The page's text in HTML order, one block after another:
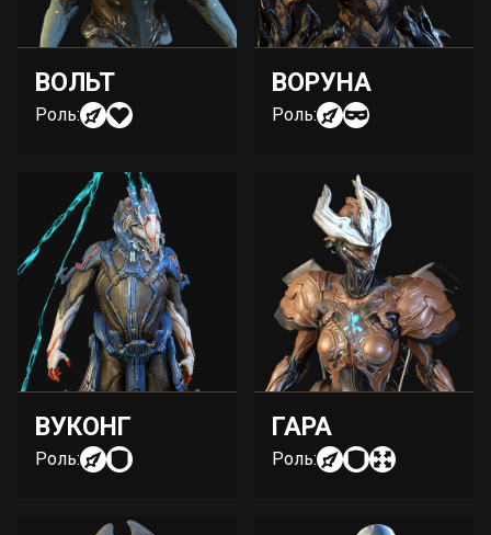
ВОЛЬТ
Роль:
ВОРУНА
Роль:
ВУКОНГ
Роль:
ГАРА
Роль: